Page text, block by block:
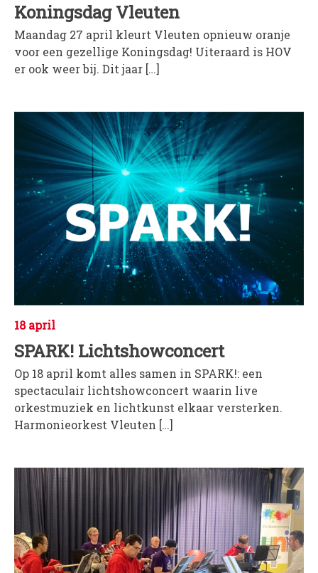
Koningsdag Vleuten
Maandag 27 april kleurt Vleuten opnieuw oranje
voor een gezellige Koningsdag! Uiteraard is HOV
er ook weer bij. Dit jaar […]
18 april
SPARK! Lichtshowconcert
Op 18 april komt alles samen in SPARK!: een
spectaculair lichtshowconcert waarin live
orkestmuziek en lichtkunst elkaar versterken.
Harmonieorkest Vleuten […]